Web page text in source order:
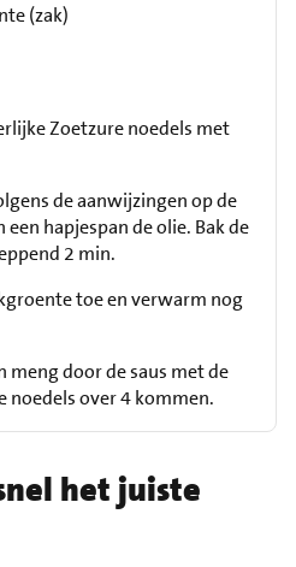
(zak)
Zoetzure noedels met
de aanwijzingen op de
hapjespan de olie. Bak de
2 min.
toe en verwarm nog
meng door de saus met de
noedels over 4 kommen.
het juiste